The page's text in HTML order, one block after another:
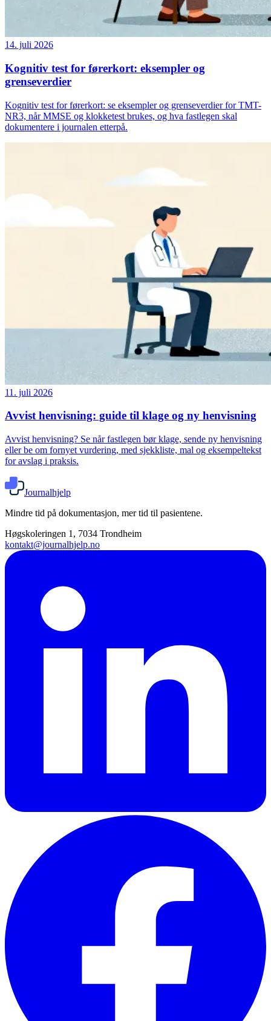
14. juli 2026
Kognitiv test for førerkort: eksempler og
grenseverdier
Kognitiv test for førerkort: se eksempler og grenseverdier for TMT-
NR3, når MMSE og klokketest brukes, og hva fastlegen skal
dokumentere i journalen etterpå.
11. juli 2026
Avvist henvisning: guide til klage og ny henvisning
Avvist henvisning? Se når fastlegen bør klage, sende ny henvisning
eller be om fornyet vurdering, med sjekkliste, mal og eksempeltekst
for avslag i praksis.
Journalhjelp
Mindre tid på dokumentasjon, mer tid til pasientene.
Høgskoleringen 1, 7034 Trondheim
kontakt@journalhjelp.no